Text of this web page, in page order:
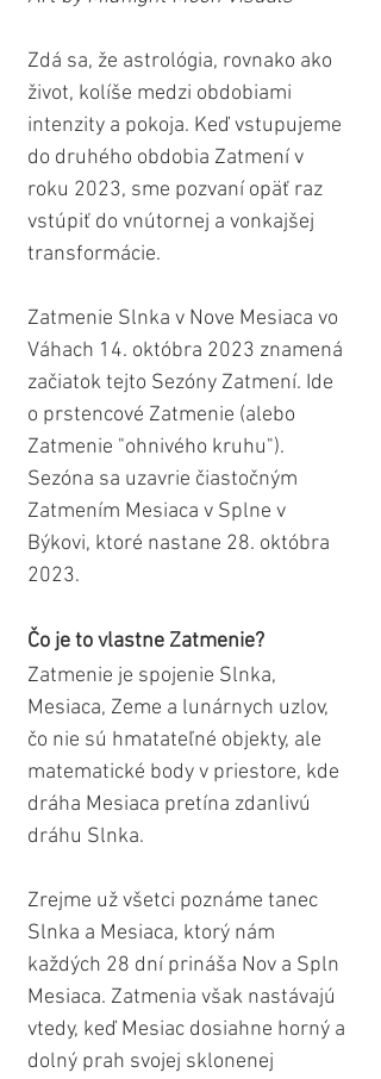
Zdá sa, že astrológia, rovnako ako
život, kolíše medzi obdobiami
intenzity a pokoja. Keď vstupujeme
do druhého obdobia Zatmení v
roku 2023, sme pozvaní opäť raz
vstúpiť do vnútornej a vonkajšej
transformácie.
Zatmenie Slnka v Nove Mesiaca vo
Váhach 14. októbra 2023 znamená
začiatok tejto Sezóny Zatmení. Ide
o prstencové Zatmenie (alebo
Zatmenie "ohnivého kruhu").
Sezóna sa uzavrie čiastočným
Zatmením Mesiaca v Splne v
Býkovi, ktoré nastane 28. októbra
2023.
Čo je to vlastne Zatmenie?
Zatmenie je spojenie Slnka,
Mesiaca, Zeme a lunárnych uzlov,
čo nie sú hmatateľné objekty, ale
matematické body v priestore, kde
dráha Mesiaca pretína zdanlivú
dráhu Slnka.
Zrejme už všetci poznáme tanec
Slnka a Mesiaca, ktorý nám
každých 28 dní prináša Nov a Spln
Mesiaca. Zatmenia však nastávajú
vtedy, keď Mesiac dosiahne horný a
dolný prah svojej sklonenej